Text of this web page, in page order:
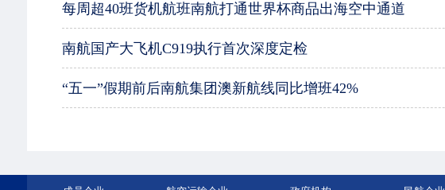
每周超40班货机航班南航打通世界杯商品出海空中通道
南航国产大飞机C919执行首次深度定检
“五一”假期前后南航集团澳新航线同比增班42%